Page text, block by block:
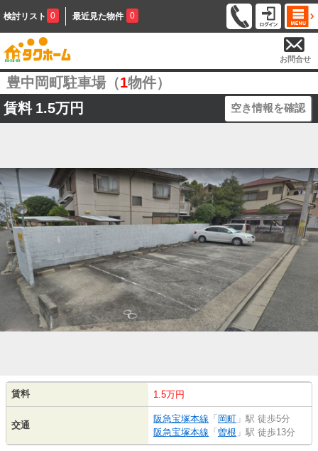
検討リスト 0 最近見た物件 0
お問合せ
豊中岡町駐車場（1物件）
賃料 1.5万円 空き情報を確認
賃料 1.5万円
交通
阪急宝塚本線 「 岡町 」駅 徒歩5分
阪急宝塚本線 「 曽根 」駅 徒歩13分